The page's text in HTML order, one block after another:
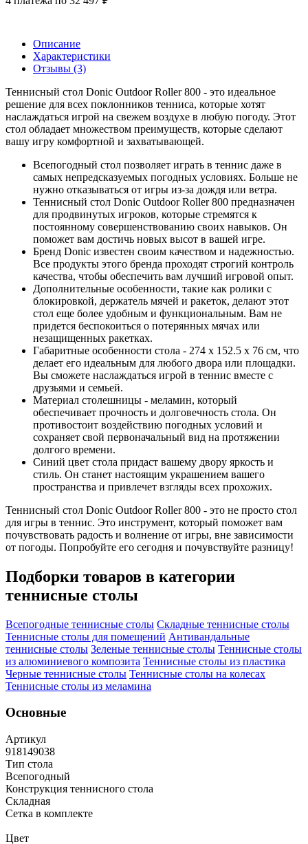
Описание
Характеристики
Отзывы (3)
Теннисный стол Donic Outdoor Roller 800 - это идеальное
решение для всех поклонников тенниса, которые хотят
наслаждаться игрой на свежем воздухе в любую погоду. Этот
стол обладает множеством преимуществ, которые сделают
вашу игру комфортной и захватывающей.
Всепогодный стол позволяет играть в теннис даже в
самых непредсказуемых погодных условиях. Больше не
нужно отказываться от игры из-за дождя или ветра.
Теннисный стол Donic Outdoor Roller 800 предназначен
для продвинутых игроков, которые стремятся к
постоянному совершенствованию своих навыков. Он
поможет вам достичь новых высот в вашей игре.
Бренд Donic известен своим качеством и надежностью.
Все продукты этого бренда проходят строгий контроль
качества, чтобы обеспечить вам лучший игровой опыт.
Дополнительные особенности, такие как ролики с
блокировкой, держатель мячей и ракеток, делают этот
стол еще более удобным и функциональным. Вам не
придется беспокоиться о потерянных мячах или
незащищенных ракетках.
Габаритные особенности стола - 274 x 152.5 x 76 см, что
делает его идеальным для любого двора или площадки.
Вы сможете наслаждаться игрой в теннис вместе с
друзьями и семьей.
Материал столешницы - меламин, который
обеспечивает прочность и долговечность стола. Он
противостоит воздействию погодных условий и
сохраняет свой первоначальный вид на протяжении
долгого времени.
Синий цвет стола придаст вашему двору яркость и
стиль. Он станет настоящим украшением вашего
пространства и привлечет взгляды всех прохожих.
Теннисный стол Donic Outdoor Roller 800 - это не просто стол
для игры в теннис. Это инструмент, который поможет вам
почувствовать радость и волнение от игры, вне зависимости
от погоды. Попробуйте его сегодня и почувствуйте разницу!
Подборки товаров в категории
теннисные столы
Всепогодные теннисные столы Складные теннисные столы
Теннисные столы для помещений Антивандальные
теннисные столы Зеленые теннисные столы Теннисные столы
из алюминиевого композита Теннисные столы из пластика
Черные теннисные столы Теннисные столы на колесах
Теннисные столы из меламина
Основные
Артикул
918149038
Тип стола
Всепогодный
Конструкция теннисного стола
Складная
Сетка в комплекте
Цвет